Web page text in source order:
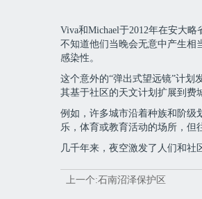
Viva和Michael于2012年在安大
不知道他们当晚会无意中产生相
感染性。
这个意外的“弹出式望远镜”计划
其基于社区的天文计划扩展到费
例如，许多城市沿着种族和阶级
乐，体育或教育活动的场所，但
几千年来，夜空激发了人们和社
上一个:石南沼泽保护区